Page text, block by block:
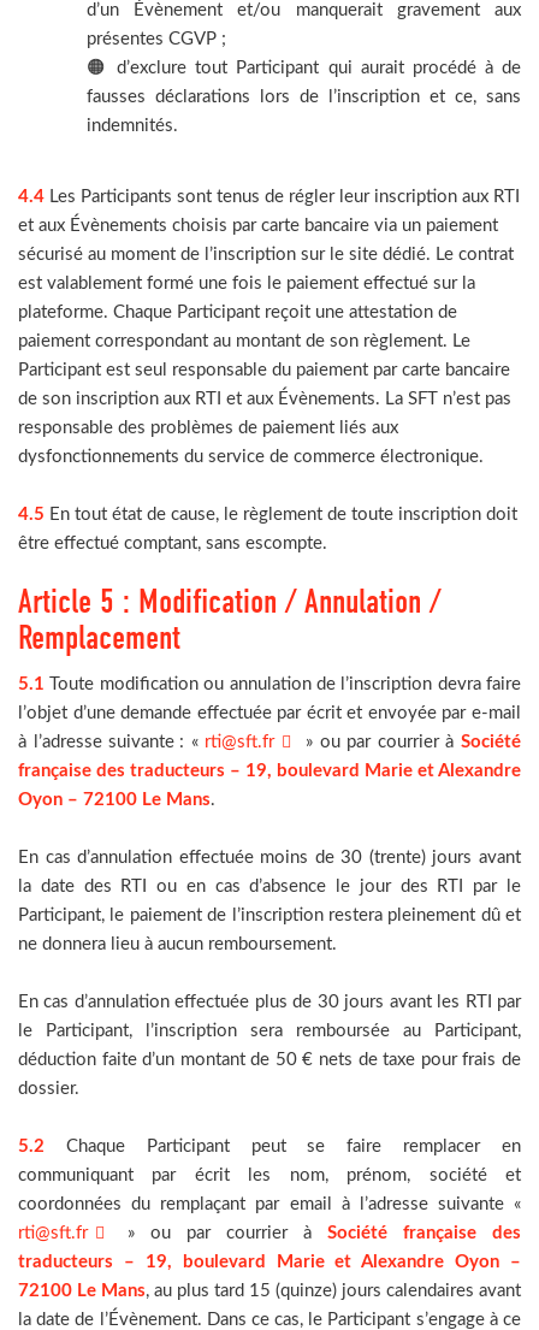
d’un Évènement et/ou manquerait gravement aux
présentes CGVP ;
🟠 d’exclure tout Participant qui aurait procédé à de
fausses déclarations lors de l’inscription et ce, sans
indemnités.
4.4 Les Participants sont tenus de régler leur inscription aux RTI
et aux Évènements choisis par carte bancaire via un paiement
sécurisé au moment de l’inscription sur le site dédié. Le contrat
est valablement formé une fois le paiement effectué sur la
plateforme. Chaque Participant reçoit une attestation de
paiement correspondant au montant de son règlement. Le
Participant est seul responsable du paiement par carte bancaire
de son inscription aux RTI et aux Évènements. La SFT n’est pas
responsable des problèmes de paiement liés aux
dysfonctionnements du service de commerce électronique.
4.5 En tout état de cause, le règlement de toute inscription doit
être effectué comptant, sans escompte.
Article 5 : Modification / Annulation /
Remplacement
5.1 Toute modification ou annulation de l’inscription devra faire
l’objet d’une demande effectuée par écrit et envoyée par e-mail
à l’adresse suivante : « rti@sft.fr » ou par courrier àSociété
française des traducteurs – 19, boulevard Marie et Alexandre
Oyon – 72100 Le Mans.
En cas d’annulation effectuée moins de 30 (trente) jours avant
la date des RTI ou en cas d’absence le jour des RTI par le
Participant, le paiement de l’inscription restera pleinement dû et
ne donnera lieu à aucun remboursement.
En cas d’annulation effectuée plus de 30 jours avant les RTI par
le Participant, l’inscription sera remboursée au Participant,
déduction faite d’un montant de 50 € nets de taxe pour frais de
dossier.
5.2 Chaque Participant peut se faire remplacer en
communiquant par écrit les nom, prénom, société et
coordonnées du remplaçant par email à l’adresse suivante «
rti@sft.fr
» ou par courrier à Société française des
traducteurs – 19, boulevard Marie et Alexandre Oyon –
72100 Le Mans, au plus tard 15 (quinze) jours calendaires avant
la date de l’Évènement. Dans ce cas, le Participant s’engage à ce